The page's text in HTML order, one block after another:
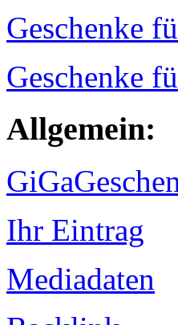
Geschenke
Geschenke
Allgemein:
Ihr Eintrag
Mediadaten